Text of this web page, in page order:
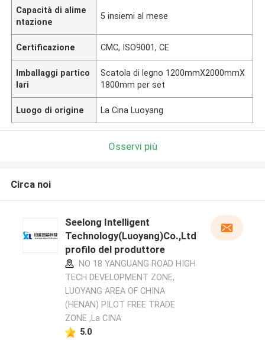
Capacità di alime
ntazione
5 insiemi al mese
Certificazione CMC, ISO9001, CE
Imballaggi partico
lari
Scatola di legno 1200mmX2000mmX
1800mm per set
Luogo di origine La Cina Luoyang
Osservi più
Circa noi
Seelong Intelligent
Technology(Luoyang)Co.,Ltd
profilo del produttore
NO 18 YANGUANG ROAD HIGH
TECH DEVELOPMENT ZONE,
LUOYANG AREA OF CHINA
(HENAN) PILOT FREE TRADE
ZONE ,La CINA
5.0